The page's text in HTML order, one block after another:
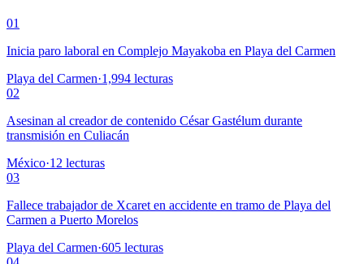
01
Inicia paro laboral en Complejo Mayakoba en Playa del Carmen
Playa del Carmen·1,994 lecturas
02
Asesinan al creador de contenido César Gastélum durante
transmisión en Culiacán
México·12 lecturas
03
Fallece trabajador de Xcaret en accidente en tramo de Playa del
Carmen a Puerto Morelos
Playa del Carmen·605 lecturas